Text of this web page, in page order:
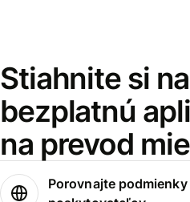
Stiahnite si
bezplatnú
na prevod
Porovnajte